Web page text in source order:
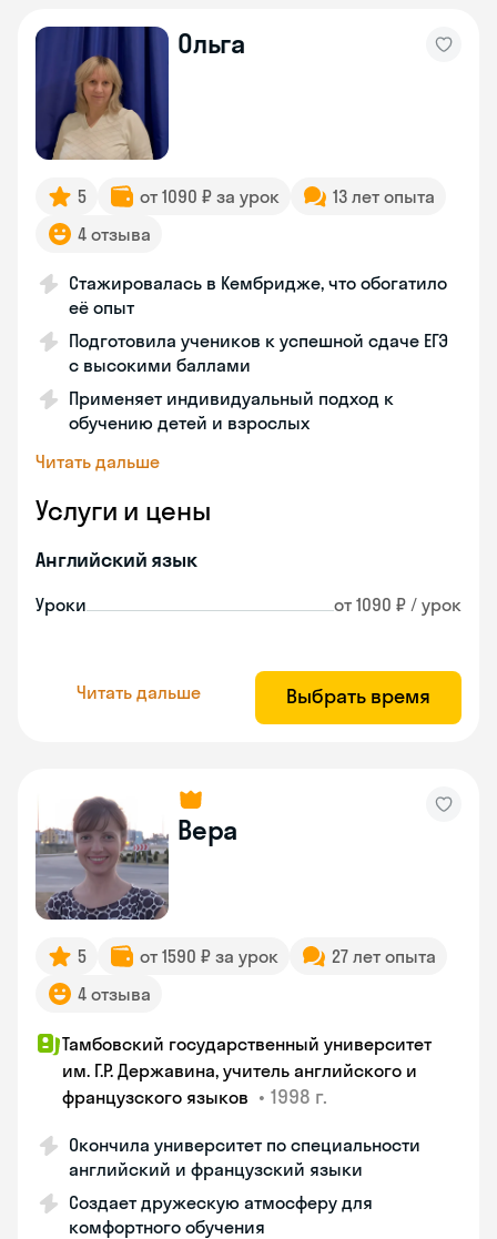
Ольга
5 от 1090 ₽ за урок
13 лет опыта
4 отзыва
Стажировалась в Кембридже, что обогатило
её опыт
Подготовила учеников к успешной сдаче ЕГЭ
с высокими баллами
Применяет индивидуальный подход к
обучению детей и взрослых
Читать дальше
Услуги и цены
Английский язык
Уроки от 1090 ₽ / урок
Читать дальше Выбрать время
Вера
5 от 1590 ₽ за урок
27 лет опыта
4 отзыва
Тамбовский государственный университет
им. Г.Р. Державина, учитель английского и
французского языков • 1998 г.
Окончила университет по специальности
английский и французский языки
Создает дружескую атмосферу для
комфортного обучения